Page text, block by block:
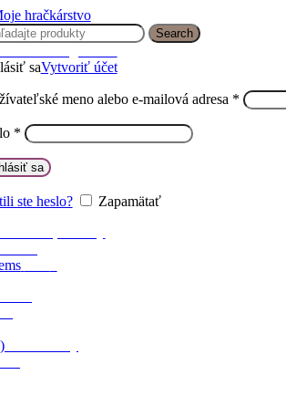
Search
saVytvoriť účet
meno alebo e-mailová adresa *
*
sa
ste heslo?
Zapamätať